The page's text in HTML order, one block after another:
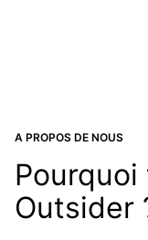
A PROPOS DE NOUS
Outsider